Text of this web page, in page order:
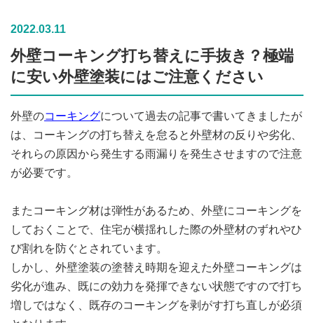
2022.03.11
外壁コーキング打ち替えに手抜き？極端
に安い外壁塗装にはご注意ください
外壁のコーキングについて過去の記事で書いてきましたが
は、コーキングの打ち替えを怠ると外壁材の反りや劣化、
それらの原因から発生する雨漏りを発生させますので注意
が必要です。
またコーキング材は弾性があるため、外壁にコーキングを
しておくことで、住宅が横揺れした際の外壁材のずれやひ
び割れを防ぐとされています。
しかし、外壁塗装の塗替え時期を迎えた外壁コーキングは
劣化が進み、既にの効力を発揮できない状態ですので打ち
増しではなく、既存のコーキングを剥がす打ち直しが必須